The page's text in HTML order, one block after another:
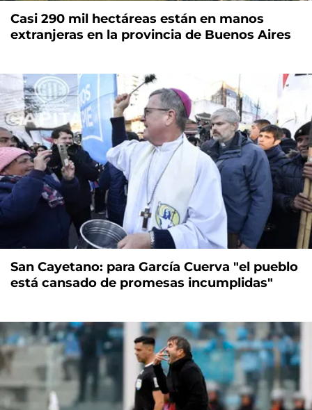
Casi 290 mil hectáreas están en manos
extranjeras en la provincia de Buenos Aires
San Cayetano: para García Cuerva "el pueblo
está cansado de promesas incumplidas"